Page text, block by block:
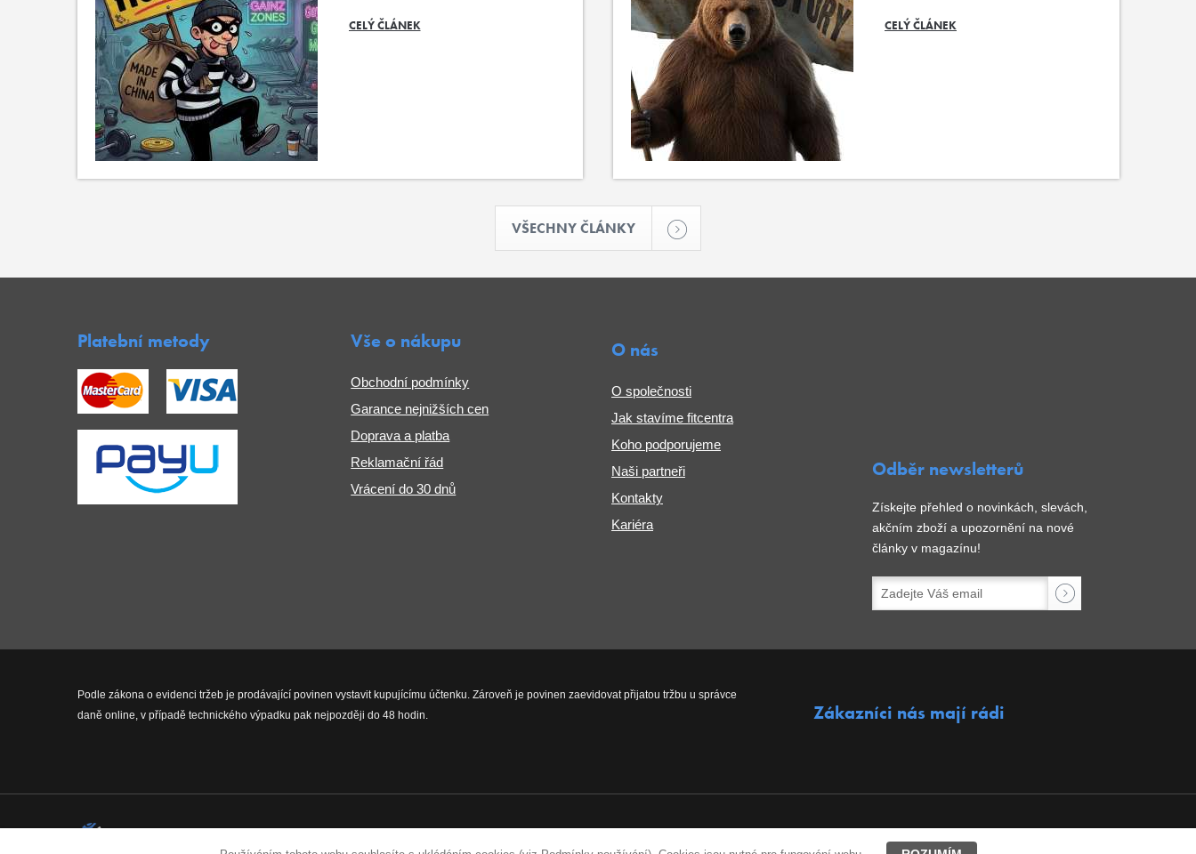
CELÝ ČLÁNEK CELÝ ČLÁNEK
VŠECHNY ČLÁNKY
Platební metody Vše o nákupu
Obchodní podmínky
Garance nejnižších cen
Doprava a platba
Reklamační řád
Vrácení do 30 dnů
O nás
O společnosti
Jak stavíme fitcentra
Koho podporujeme
Naši partneři
Kontakty
Kariéra
Odběr newsletterů
Získejte přehled o novinkách, slevách,
akčním zboží a upozornění na nové
články v magazínu!
Podle zákona o evidenci tržeb je prodávající povinen vystavit kupujícímu účtenku. Zároveň je povinen zaevidovat přijatou tržbu u správce
daně online, v případě technického výpadku pak nejpozději do 48 hodin.
Zákazníci nás mají rádi